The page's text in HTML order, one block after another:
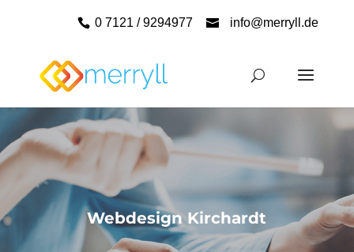
0 7121 / 9294977 info@merryll.de
Webdesign Kirchardt